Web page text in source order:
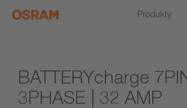
Produkty
BATTERYcharge 7PIN
3PHASE | 32 AMP